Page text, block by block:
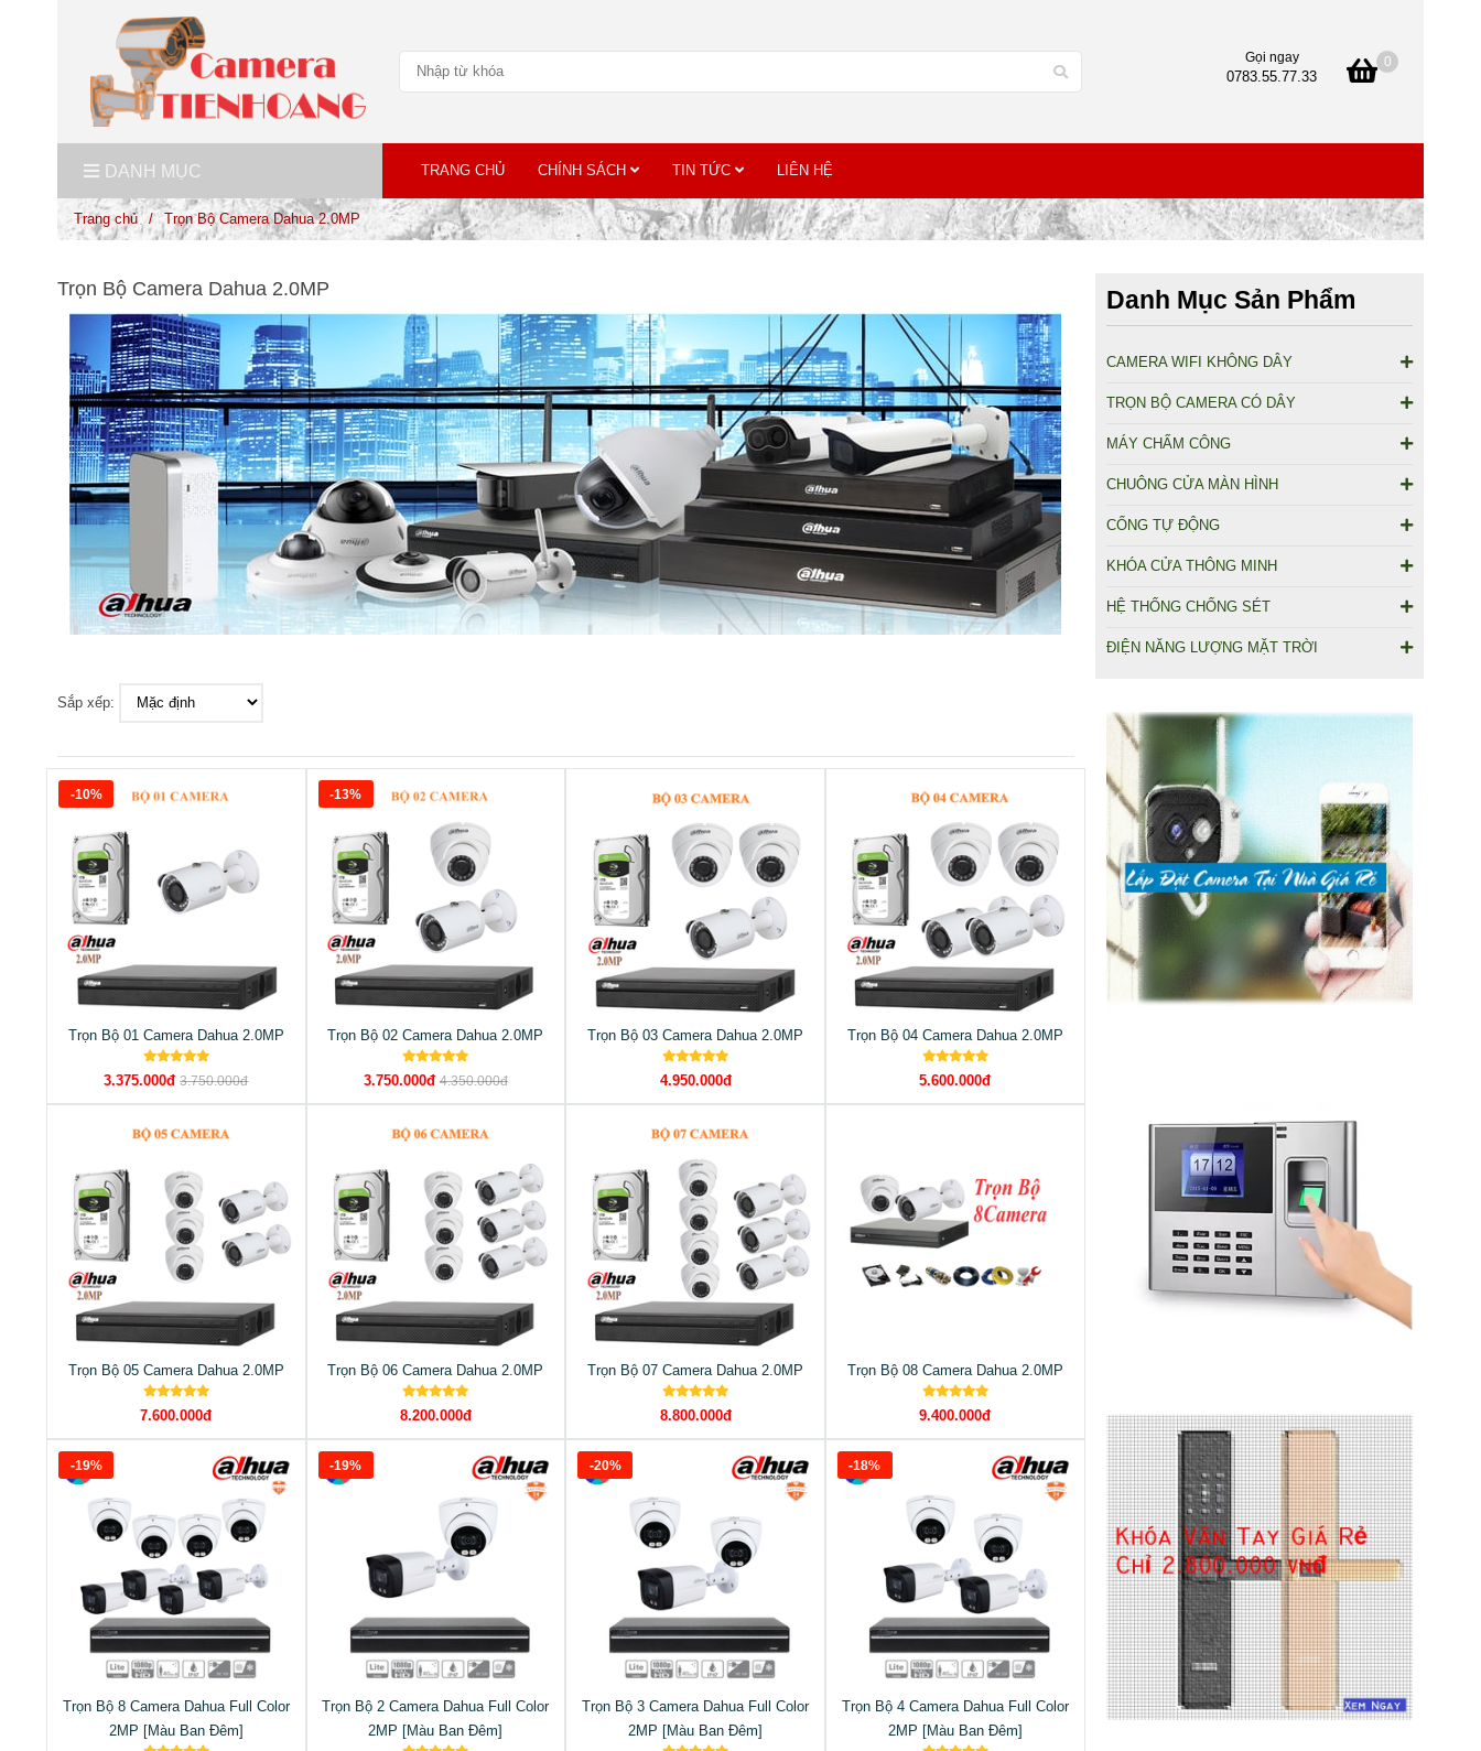
Gọi ngay
0783.55.77.33
0
DANH MỤC TRANG CHỦ CHÍNH SÁCH TIN TỨC LIÊN HỆ
Trang chủ / Trọn Bộ Camera Dahua 2.0MP
Trọn Bộ Camera Dahua 2.0MP
Sắp xếp:
Trọn Bộ 01 Camera Dahua 2.0MP
3.375.000đ 3.750.000đ
-10%
Trọn Bộ 02 Camera Dahua 2.0MP
3.750.000đ 4.350.000đ
-13%
Trọn Bộ 03 Camera Dahua 2.0MP
4.950.000đ
Trọn Bộ 04 Camera Dahua 2.0MP
5.600.000đ
Trọn Bộ 05 Camera Dahua 2.0MP
7.600.000đ
Trọn Bộ 06 Camera Dahua 2.0MP
8.200.000đ
Trọn Bộ 07 Camera Dahua 2.0MP
8.800.000đ
Trọn Bộ 08 Camera Dahua 2.0MP
9.400.000đ
Trọn Bộ 8 Camera Dahua Full Color
2MP [Màu Ban Đêm]
-19%
Trọn Bộ 2 Camera Dahua Full Color
2MP [Màu Ban Đêm]
-19%
Trọn Bộ 3 Camera Dahua Full Color
2MP [Màu Ban Đêm]
-20%
Trọn Bộ 4 Camera Dahua Full Color
2MP [Màu Ban Đêm]
-18%
Danh Mục Sản Phẩm
CAMERA WIFI KHÔNG DÂY
TRỌN BỘ CAMERA CÓ DÂY
MÁY CHẤM CÔNG
CHUÔNG CỬA MÀN HÌNH
CỔNG TỰ ĐỘNG
KHÓA CỬA THÔNG MINH
HỆ THỐNG CHỐNG SÉT
ĐIỆN NĂNG LƯỢNG MẶT TRỜI